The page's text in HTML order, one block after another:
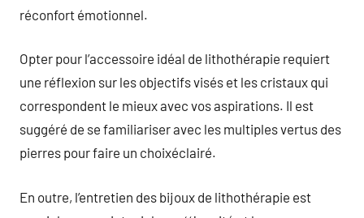
réconfort émotionnel.
Opter pour l’accessoire idéal de lithothérapie requiert
une réflexion sur les objectifs visés et les cristaux qui
correspondent le mieux avec vos aspirations. Il est
suggéré de se familiariser avec les multiples vertus des
pierres pour faire un choixéclairé.
En outre, l’entretien des bijoux de lithothérapie est